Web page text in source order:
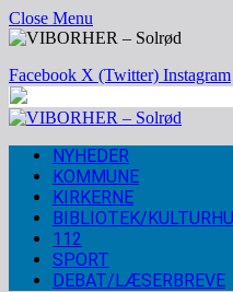
Close Menu
Facebook X (Twitter) Instagram
NYHEDER
KOMMUNE
KIRKERNE
BIBLIOTEK/
112
SPORT
DEBAT/LÆSERBREVE